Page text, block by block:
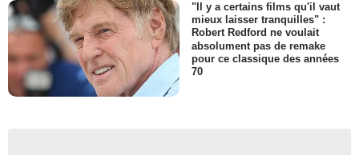
"Il y a certains films qu'il vaut
mieux laisser tranquilles" :
Robert Redford ne voulait
absolument pas de remake
pour ce classique des années
70